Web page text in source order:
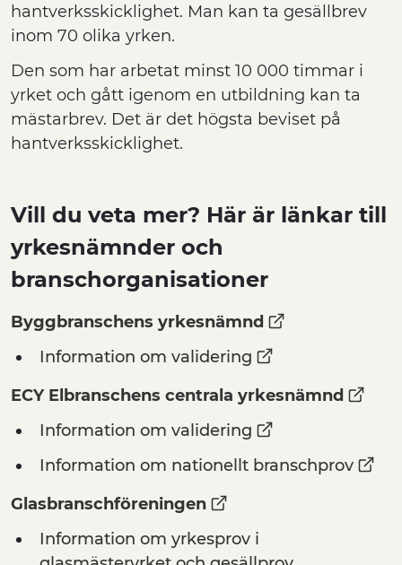
hantverksskicklighet. Man kan ta gesällbrev
inom 70 olika yrken.
Den som har arbetat minst 10 000 timmar i
yrket och gått igenom en utbildning kan ta
mästarbrev. Det är det högsta beviset på
hantverksskicklighet.
Vill du veta mer? Här är länkar till
yrkesnämnder och
branschorganisationer
Byggbranschens yrkesnämnd
Information om validering
ECY Elbranschens centrala yrkesnämnd
Information om validering
Information om nationellt branschprov
Glasbranschföreningen
Information om yrkesprov i